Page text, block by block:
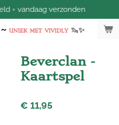
~ UNIEK MET VIVIDLY 🦦✨
= vandaag verzonden
Beverclan -
Kaartspel
€ 11,95